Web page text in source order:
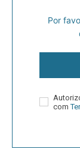
Por
com